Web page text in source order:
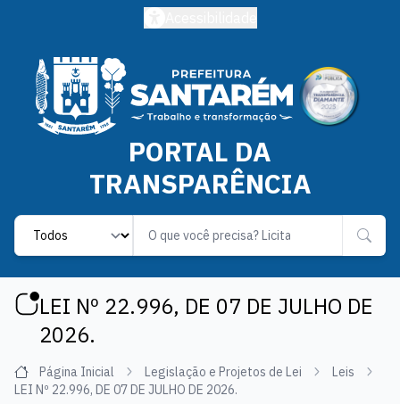
PORTAL DA
TRANSPARÊNCIA
Label
LEI Nº 22.996, DE 07 DE JULHO DE
2026.
Página Inicial Legislação e Projetos de Lei
Leis
LEI Nº 22.996, DE 07 DE JULHO DE 2026.